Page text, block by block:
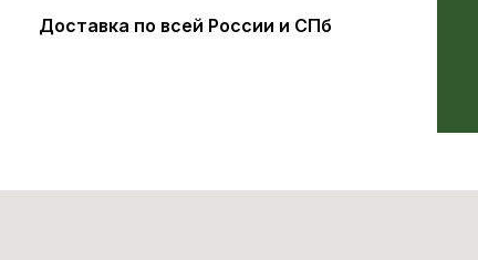
Доставка по всей России и СПб